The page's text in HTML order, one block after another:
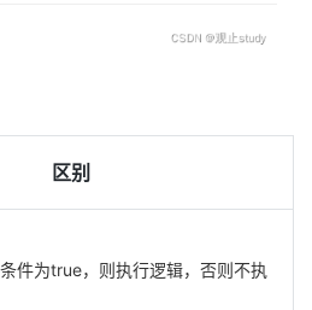
区别
件为true，则执行逻辑，否则不执